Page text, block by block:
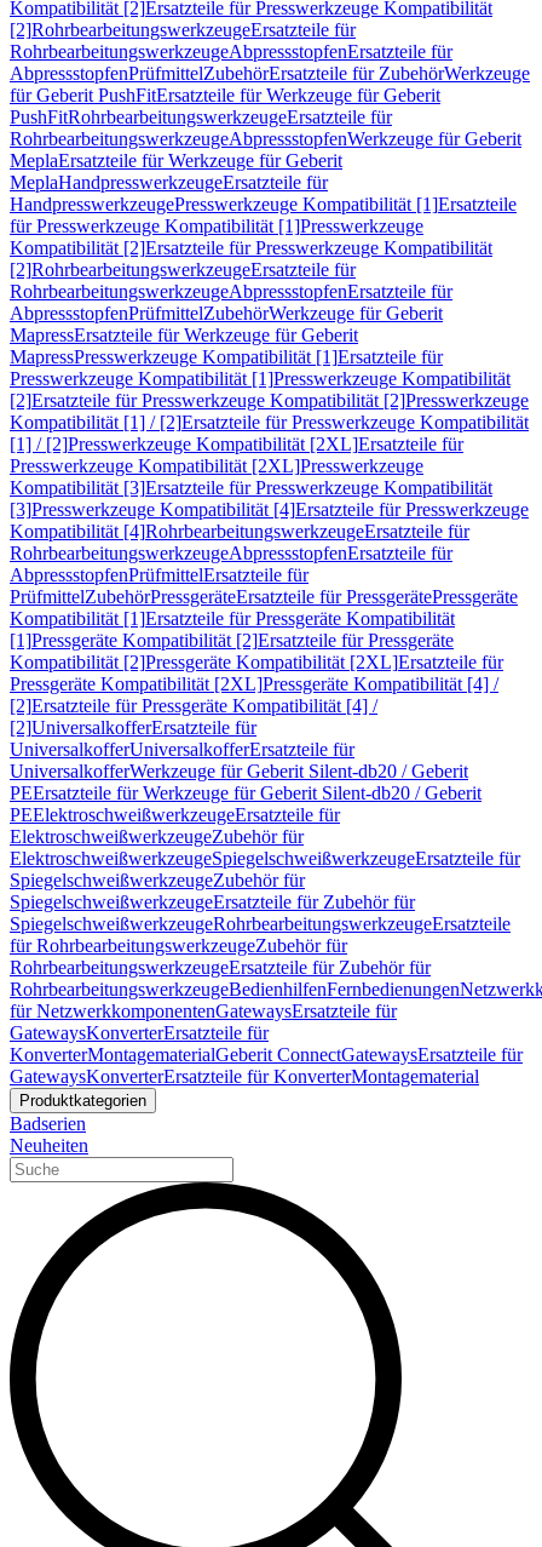
Kompatibilität [2]Ersatzteile für Presswerkzeuge Kompatibilität
[2]RohrbearbeitungswerkzeugeErsatzteile für
RohrbearbeitungswerkzeugeAbpressstopfenErsatzteile für
AbpressstopfenPrüfmittelZubehörErsatzteile für ZubehörWerkzeuge
für Geberit PushFitErsatzteile für Werkzeuge für Geberit
PushFitRohrbearbeitungswerkzeugeErsatzteile für
RohrbearbeitungswerkzeugeAbpressstopfenWerkzeuge für Geberit
MeplaErsatzteile für Werkzeuge für Geberit
MeplaHandpresswerkzeugeErsatzteile für
HandpresswerkzeugePresswerkzeuge Kompatibilität [1]Ersatzteile
für Presswerkzeuge Kompatibilität [1]Presswerkzeuge
Kompatibilität [2]Ersatzteile für Presswerkzeuge Kompatibilität
[2]RohrbearbeitungswerkzeugeErsatzteile für
RohrbearbeitungswerkzeugeAbpressstopfenErsatzteile für
AbpressstopfenPrüfmittelZubehörWerkzeuge für Geberit
MapressErsatzteile für Werkzeuge für Geberit
MapressPresswerkzeuge Kompatibilität [1]Ersatzteile für
Presswerkzeuge Kompatibilität [1]Presswerkzeuge Kompatibilität
[2]Ersatzteile für Presswerkzeuge Kompatibilität [2]Presswerkzeuge
Kompatibilität [1] / [2]Ersatzteile für Presswerkzeuge Kompatibilität
[1] / [2]Presswerkzeuge Kompatibilität [2XL]Ersatzteile für
Presswerkzeuge Kompatibilität [2XL]Presswerkzeuge
Kompatibilität [3]Ersatzteile für Presswerkzeuge Kompatibilität
[3]Presswerkzeuge Kompatibilität [4]Ersatzteile für Presswerkzeuge
Kompatibilität [4]RohrbearbeitungswerkzeugeErsatzteile für
RohrbearbeitungswerkzeugeAbpressstopfenErsatzteile für
AbpressstopfenPrüfmittelErsatzteile für
PrüfmittelZubehörPressgeräteErsatzteile für PressgerätePressgeräte
Kompatibilität [1]Ersatzteile für Pressgeräte Kompatibilität
[1]Pressgeräte Kompatibilität [2]Ersatzteile für Pressgeräte
Kompatibilität [2]Pressgeräte Kompatibilität [2XL]Ersatzteile für
Pressgeräte Kompatibilität [2XL]Pressgeräte Kompatibilität [4] /
[2]Ersatzteile für Pressgeräte Kompatibilität [4] /
[2]UniversalkofferErsatzteile für
UniversalkofferUniversalkofferErsatzteile für
UniversalkofferWerkzeuge für Geberit Silent-db20 / Geberit
PEErsatzteile für Werkzeuge für Geberit Silent-db20 / Geberit
PEElektroschweißwerkzeugeErsatzteile für
ElektroschweißwerkzeugeZubehör für
ElektroschweißwerkzeugeSpiegelschweißwerkzeugeErsatzteile für
SpiegelschweißwerkzeugeZubehör für
SpiegelschweißwerkzeugeErsatzteile für Zubehör für
SpiegelschweißwerkzeugeRohrbearbeitungswerkzeugeErsatzteile
für RohrbearbeitungswerkzeugeZubehör für
RohrbearbeitungswerkzeugeErsatzteile für Zubehör für
RohrbearbeitungswerkzeugeBedienhilfenFernbedienungen
für NetzwerkkomponentenGatewaysErsatzteile für
GatewaysKonverterErsatzteile für
KonverterMontagematerialGeberit ConnectGatewaysErsatzteile für
GatewaysKonverterErsatzteile für KonverterMontagematerial
Produktkategorien
Badserien
Neuheiten